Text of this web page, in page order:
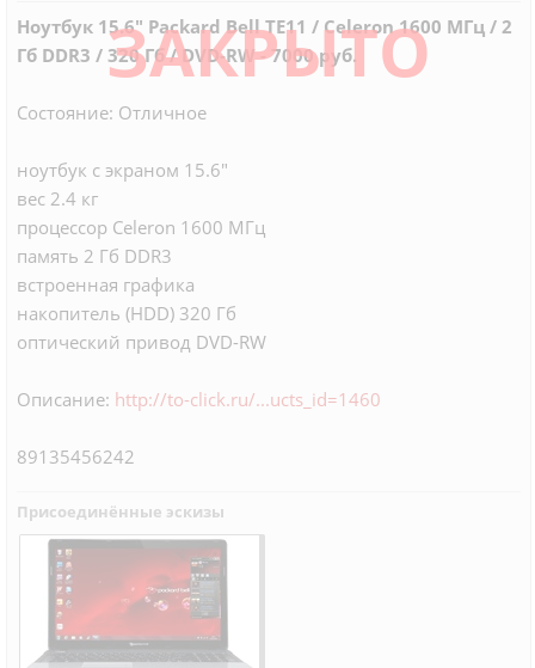
ЗАКРЫТО
Ноутбук 15.6" Packard Bell TE11 / Celeron 1600 МГц / 2
Гб DDR3 / 320 Гб / DVD-RW - 7000 руб.
Состояние: Отличное
ноутбук c экраном 15.6"
вес 2.4 кг
процессор Celeron 1600 МГц
память 2 Гб DDR3
встроенная графика
накопитель (HDD) 320 Гб
оптический привод DVD-RW
Описание: http://to-click.ru/...ucts_id=1460
89135456242
Присоединённые эскизы